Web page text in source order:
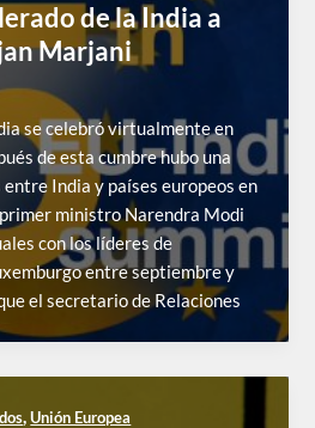
de la India a
Marjani
se celebró virtualmente en
de esta cumbre hubo una
India y países europeos en
ministro Narendra Modi
con los líderes de
entre septiembre y
el secretario de Relaciones
,Unión Europea